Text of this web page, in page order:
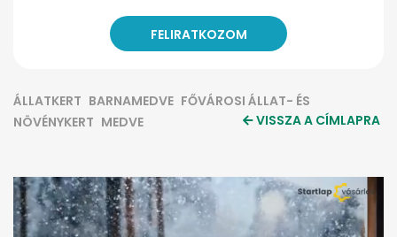
ÁLLATKERT BARNAMEDVE FŐVÁROSI ÁLLAT- ÉS
NÖVÉNYKERT MEDVE VISSZA A CÍMLAPRA